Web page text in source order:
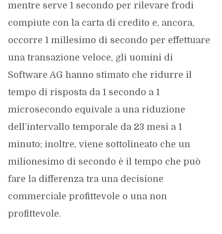
mentre serve 1 secondo per rilevare frodi
compiute con la carta di credito e, ancora,
occorre 1 millesimo di secondo per effettuare
una transazione veloce, gli uomini di
Software AG hanno stimato che ridurre il
tempo di risposta da 1 secondo a 1
microsecondo equivale a una riduzione
dell’intervallo temporale da 23 mesi a 1
minuto; inoltre, viene sottolineato che un
milionesimo di secondo è il tempo che può
fare la differenza tra una decisione
commerciale profittevole o una non
profittevole.